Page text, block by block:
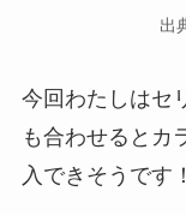
出
今回わたしはセ
も合わせるとカ
入できそうです！